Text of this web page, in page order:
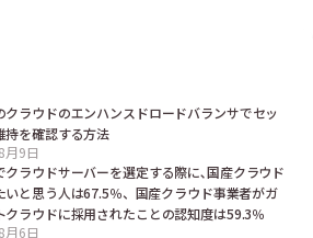
クラウドのエンハンスドロードバランサでセッ
持を確認する方法
月9日
クラウドサーバーを選定する際に､国産クラウド
いと思う人は67.5％、国産クラウド事業者がガ
クラウドに採用されたことの認知度は59.3％
月6日